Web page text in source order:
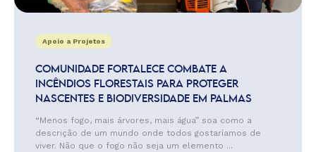
Apoio a Projetos
COMUNIDADE FORTALECE COMBATE A
INCÊNDIOS FLORESTAIS PARA PROTEGER
NASCENTES E BIODIVERSIDADE EM PALMAS
“Menos fogo, mais árvores, mais água” soa como a
descrição de um mundo onde todos gostaríamos de
viver. Não que o fogo não seja um elemento ...